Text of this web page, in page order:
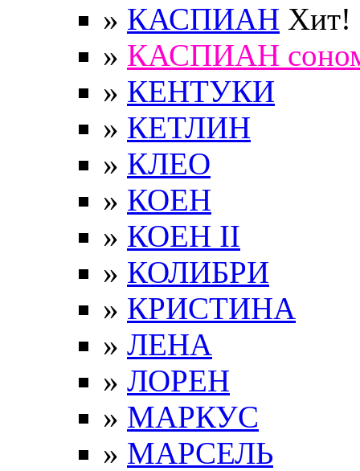
» КАСПИАН Хит!
» КАСПИАН
» КЕНТУКИ
» КЕТЛИН
» КЛЕО
» КОЕН
» КОЕН II
» КОЛИБРИ
» КРИСТИНА
» ЛЕНА
» ЛОРЕН
» МАРКУС
» МАРСЕЛЬ